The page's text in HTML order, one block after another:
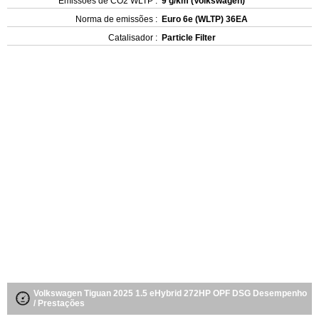
Norma de emissões : Euro 6e (WLTP) 36EA
Catalisador : Particle Filter
Volkswagen Tiguan 2025 1.5 eHybrid 272HP OPF DSG Desempenho
/ Prestações